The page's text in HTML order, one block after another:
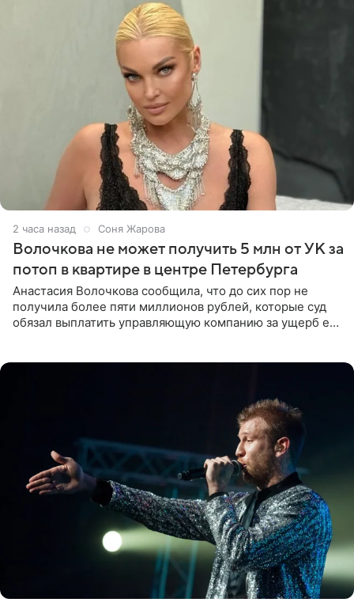
2 часа назад Соня Жарова
Волочкова не может получить 5 млн от УК за
потоп в квартире в центре Петербурга
Анастасия Волочкова сообщила, что до сих пор не
получила более пяти миллионов рублей, которые суд
обязал выплатить управляющую компанию за ущерб ее